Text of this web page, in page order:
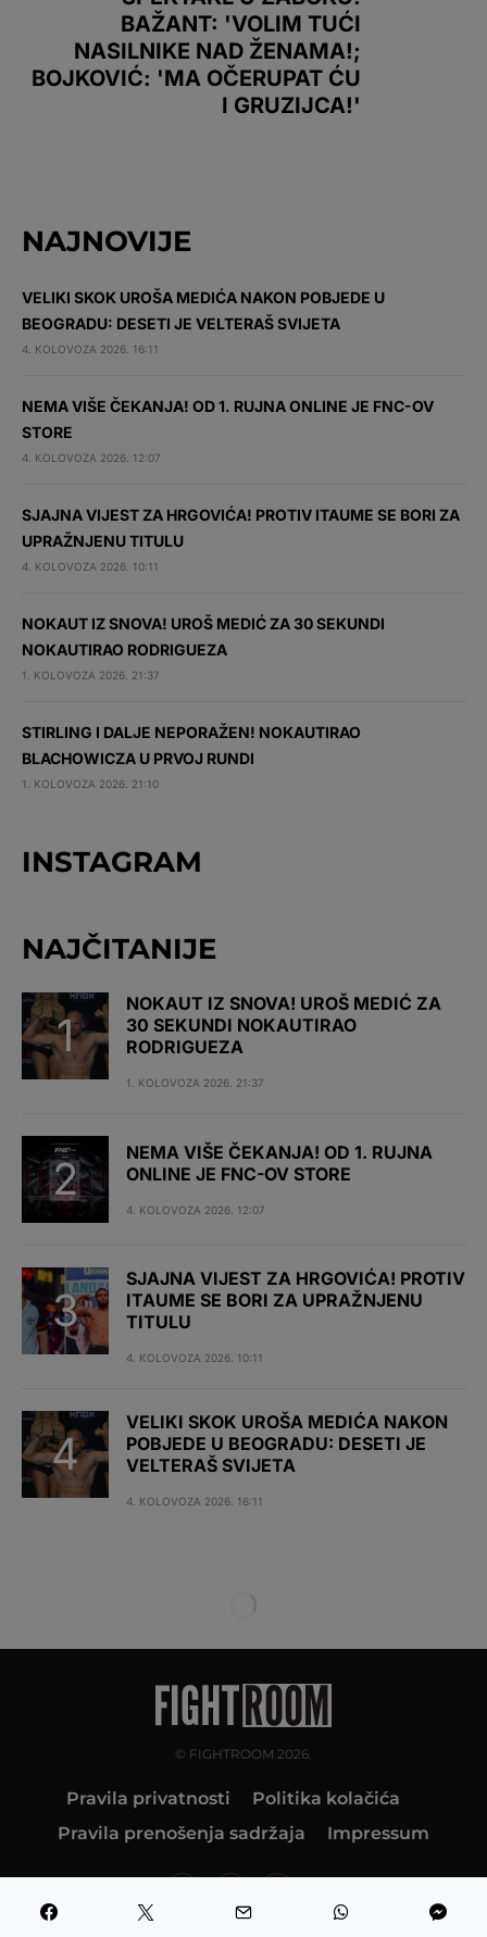
BAŽANT: 'VOLIM TUĆI
NASILNIKE NAD ŽENAMA!;
BOJKOVIĆ: 'MA OČERUPAT ĆU
I GRUZIJCA!'
NAJNOVIJE
VELIKI SKOK UROŠA MEDIĆA NAKON POBJEDE U
BEOGRADU: DESETI JE VELTERAŠ SVIJETA
4. KOLOVOZA 2026. 16:11
NEMA VIŠE ČEKANJA! OD 1. RUJNA ONLINE JE FNC-OV
STORE
4. KOLOVOZA 2026. 12:07
SJAJNA VIJEST ZA HRGOVIĆA! PROTIV ITAUME SE BORI ZA
UPRAŽNJENU TITULU
4. KOLOVOZA 2026. 10:11
NOKAUT IZ SNOVA! UROŠ MEDIĆ ZA 30 SEKUNDI
NOKAUTIRAO RODRIGUEZA
1. KOLOVOZA 2026. 21:37
STIRLING I DALJE NEPORAŽEN! NOKAUTIRAO
BLACHOWICZA U PRVOJ RUNDI
1. KOLOVOZA 2026. 21:10
INSTAGRAM
NAJČITANIJE
NOKAUT IZ SNOVA! UROŠ MEDIĆ ZA
30 SEKUNDI NOKAUTIRAO
RODRIGUEZA
1. KOLOVOZA 2026. 21:37
NEMA VIŠE ČEKANJA! OD 1. RUJNA
ONLINE JE FNC-OV STORE
4. KOLOVOZA 2026. 12:07
SJAJNA VIJEST ZA HRGOVIĆA! PROTIV
ITAUME SE BORI ZA UPRAŽNJENU
TITULU
4. KOLOVOZA 2026. 10:11
VELIKI SKOK UROŠA MEDIĆA NAKON
POBJEDE U BEOGRADU: DESETI JE
VELTERAŠ SVIJETA
4. KOLOVOZA 2026. 16:11
© FIGHTROOM 2026.
Pravila privatnosti
Politika kolačića
Pravila prenošenja sadržaja
Impressum